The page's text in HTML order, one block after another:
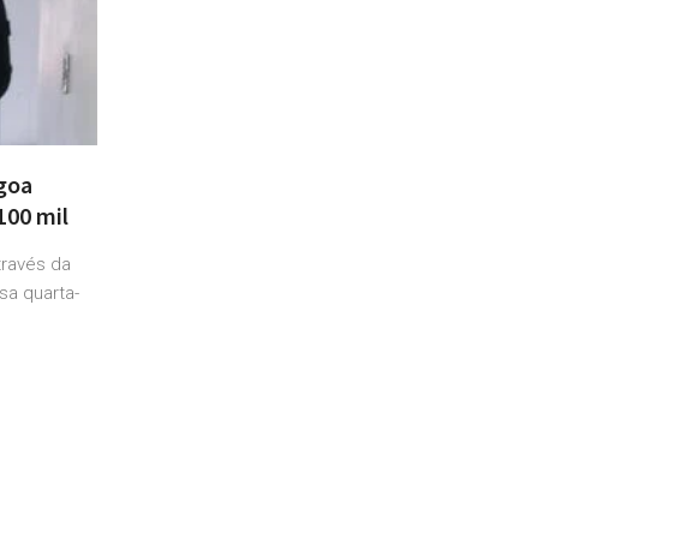
mil
da
quarta-